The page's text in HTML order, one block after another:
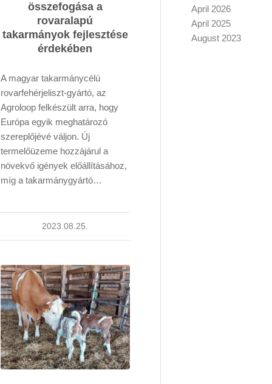
összefogása a
rovaralapú
takarmányok fejlesztése
érdekében
A magyar takarmánycélú
rovarfehérjeliszt-gyártó, az
Agroloop felkészült arra, hogy
Európa egyik meghatározó
szereplőjévé váljon. Új
termelőüzeme hozzájárul a
növekvő igények előállításához,
míg a takarmánygyártó…
2023.08.25.
April 2026
April 2025
August 2023